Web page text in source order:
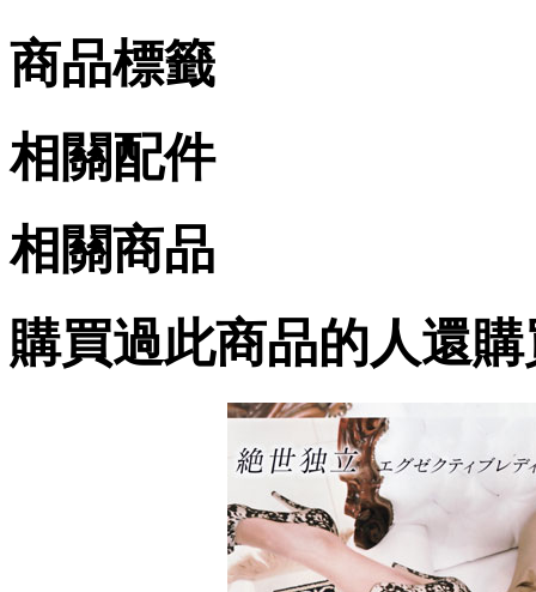
商品標籤
相關配件
相關商品
購買過此商品的人還